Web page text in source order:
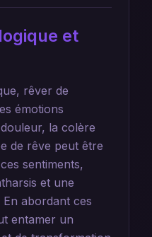
et
rêver de
émotions
la colère
de rêve peut être
sentiments,
et une
abordant ces
entamer un